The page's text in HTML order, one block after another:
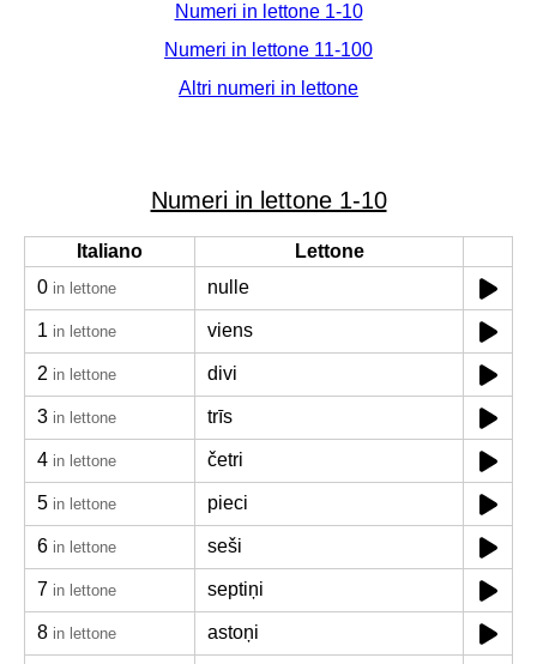
Numeri in lettone 1-10
Numeri in lettone 11-100
Altri numeri in lettone
Numeri in lettone 1-10
Italiano
Lettone
0 in lettone nulle
1 in lettone viens
2 in lettone divi
3 in lettone trīs
4 in lettone četri
5 in lettone pieci
6 in lettone seši
7 in lettone septiņi
8 in lettone astoņi